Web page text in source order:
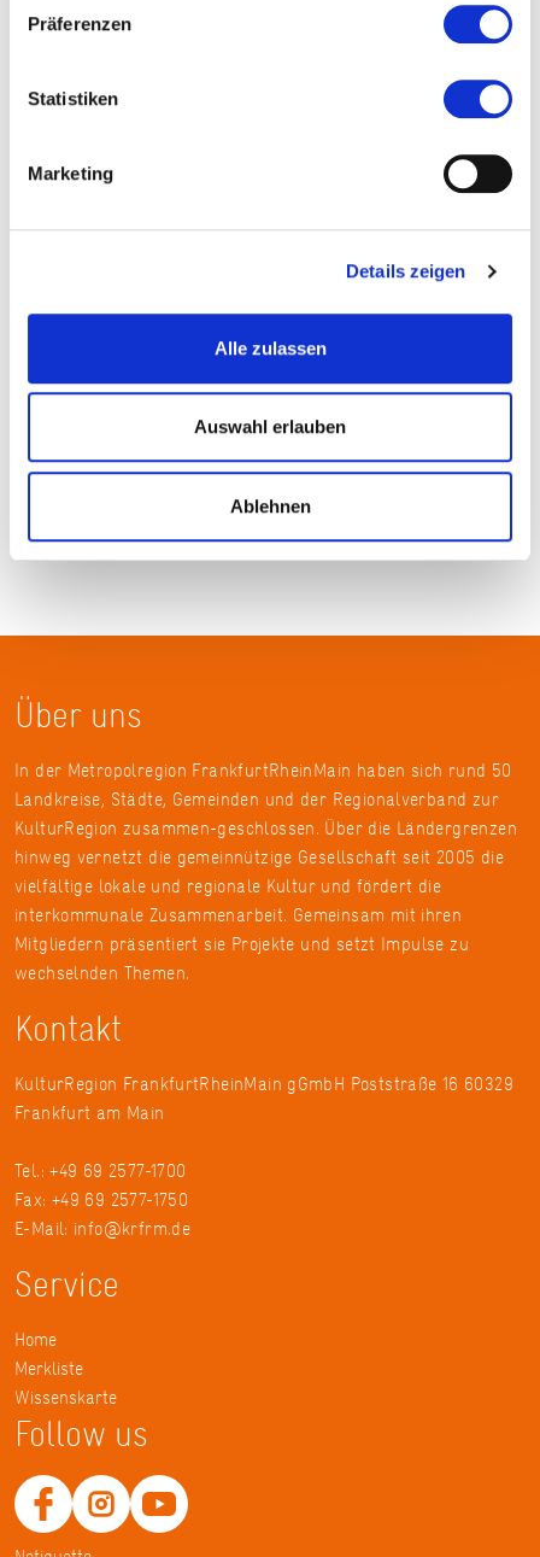
Präferenzen
Statistiken
Marketing
Details zeigen
Alle zulassen
Auswahl erlauben
Ablehnen
Stand: 2010
Ort und Anfahrt
Über uns
In der Metropolregion FrankfurtRheinMain haben sich rund 50
Landkreise, Städte, Gemeinden und der Regionalverband zur
KulturRegion zusammen-geschlossen. Über die Ländergrenzen
hinweg vernetzt die gemeinnützige Gesellschaft seit 2005 die
vielfältige lokale und regionale Kultur und fördert die
interkommunale Zusammenarbeit. Gemeinsam mit ihren
Mitgliedern präsentiert sie Projekte und setzt Impulse zu
wechselnden Themen.
Kontakt
KulturRegion FrankfurtRheinMain gGmbH Poststraße 16 60329
Frankfurt am Main
Tel.: +49 69 2577-1700
Fax: +49 69 2577-1750
E-Mail: info@krfrm.de
Service
Home
Merkliste
Wissenskarte
Follow us